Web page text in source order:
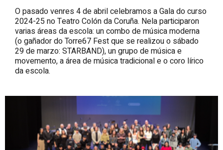
O pasado venres 4 de abril celebramos a Gala do curso
2024-25 no Teatro Colón da Coruña. Nela participaron
varias áreas da escola: un combo de música moderna
(o gañador do Torre67 Fest que se realizou o sábado
29 de marzo: STARBAND), un grupo de música e
movemento, a área de música tradicional e o coro lírico
da escola.